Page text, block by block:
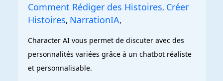
Comment Rédiger des Histoires, Créer
Histoires, NarrationIA,
Character AI vous permet de discuter avec des
personnalités variées grâce à un chatbot réaliste
et personnalisable.